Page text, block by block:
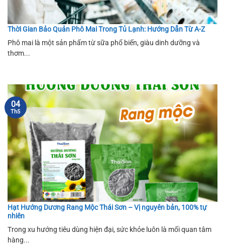
Thời Gian Bảo Quản Phô Mai Trong Tủ Lạnh: Hướng Dẫn Từ A-Z
Phô mai là một sản phẩm từ sữa phổ biến, giàu dinh dưỡng và
thơm...
Hạt Hướng Dương Rang Mộc Thái Sơn – Vị nguyên bản, 100% tự
nhiên
Trong xu hướng tiêu dùng hiện đại, sức khỏe luôn là mối quan tâm
hàng...
04
Th5